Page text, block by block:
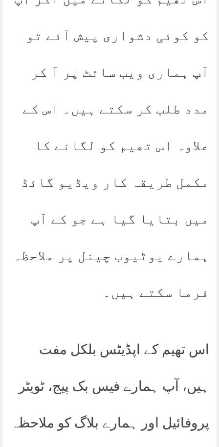
کو کوئی دشواری پیش آئے تو
آپ ہماری ویب سائٹ پر آ کر
مدد طلب کر سکتے ہیں۔ اس کے
علاوہ اس تھیم کو لگانے کا
مکمل طریقہ کار ویڈیو گائڈ
میں بتایا گیا ہے جو کے آپ
ہمارے یوٹیوب چینل پر ملاحظہ
فرما سکتے ہیں۔
اس تھیم کے اپڈیٹس بلکل مفت
ہیں، آپ ہمارے فیس بک پیج، ٹویٹر
پروفائیل اور ہمارے بلاگ کو ملاحظہ